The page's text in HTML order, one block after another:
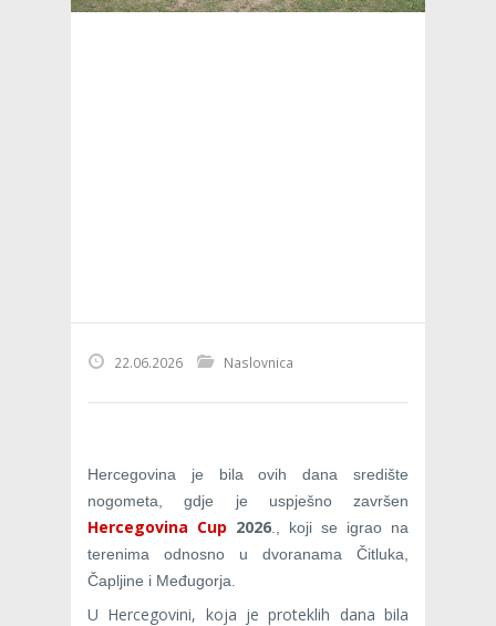
22.06.2026 Naslovnica
Hercegovina je bila ovih dana središte
nogometa, gdje je uspješno završen
Hercegovina Cup 2026 ., koji se igrao na
terenima odnosno u dvoranama Čitluka,
Čapljine i Međugorja.
U Hercegovini, koja je proteklih dana bila